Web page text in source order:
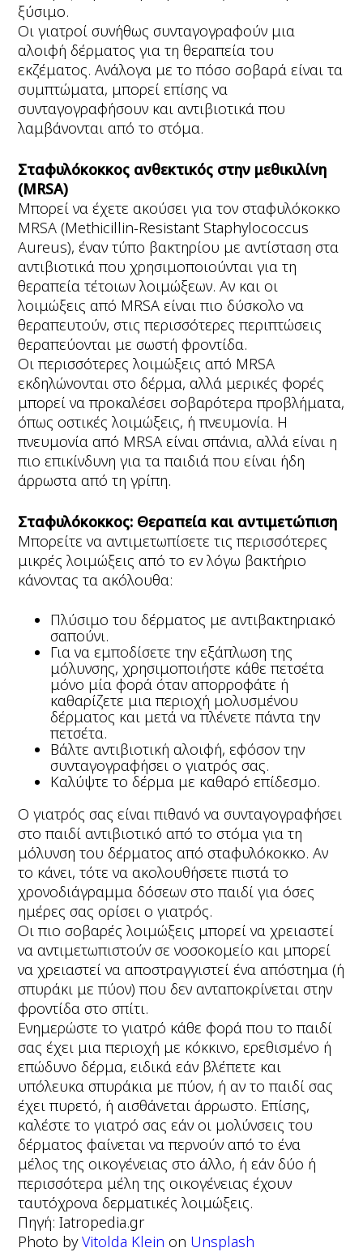
ξύσιμο.
Οι γιατροί συνήθως συνταγογραφούν μια
αλοιφή δέρματος για τη θεραπεία του
εκζέματος. Ανάλογα με το πόσο σοβαρά είναι τα
συμπτώματα, μπορεί επίσης να
συνταγογραφήσουν και αντιβιοτικά που
λαμβάνονται από το στόμα.
Σταφυλόκοκκος ανθεκτικός στην μεθικιλίνη
(MRSA)
Μπορεί να έχετε ακούσει για τον σταφυλόκοκκο
MRSA (Methicillin-Resistant Staphylococcus
Aureus), έναν τύπο βακτηρίου με αντίσταση στα
αντιβιοτικά που χρησιμοποιούνται για τη
θεραπεία τέτοιων λοιμώξεων. Αν και οι
λοιμώξεις από MRSA είναι πιο δύσκολο να
θεραπευτούν, στις περισσότερες περιπτώσεις
θεραπεύονται με σωστή φροντίδα.
Οι περισσότερες λοιμώξεις από MRSA
εκδηλώνονται στο δέρμα, αλλά μερικές φορές
μπορεί να προκαλέσει σοβαρότερα προβλήματα,
όπως οστικές λοιμώξεις, ή πνευμονία. Η
πνευμονία από MRSA είναι σπάνια, αλλά είναι η
πιο επικίνδυνη για τα παιδιά που είναι ήδη
άρρωστα από τη γρίπη.
Σταφυλόκοκκος: Θεραπεία και αντιμετώπιση
Μπορείτε να αντιμετωπίσετε τις περισσότερες
μικρές λοιμώξεις από το εν λόγω βακτήριο
κάνοντας τα ακόλουθα:
Πλύσιμο του δέρματος με αντιβακτηριακό
σαπούνι.
Για να εμποδίσετε την εξάπλωση της
μόλυνσης, χρησιμοποιήστε κάθε πετσέτα
μόνο μία φορά όταν απορροφάτε ή
καθαρίζετε μια περιοχή μολυσμένου
δέρματος και μετά να πλένετε πάντα την
πετσέτα.
Βάλτε αντιβιοτική αλοιφή, εφόσον την
συνταγογραφήσει ο γιατρός σας.
Καλύψτε το δέρμα με καθαρό επίδεσμο.
Ο γιατρός σας είναι πιθανό να συνταγογραφήσει
στο παιδί αντιβιοτικό από το στόμα για τη
μόλυνση του δέρματος από σταφυλόκοκκο. Αν
το κάνει, τότε να ακολουθήσετε πιστά το
χρονοδιάγραμμα δόσεων στο παιδί για όσες
ημέρες σας ορίσει ο γιατρός.
Οι πιο σοβαρές λοιμώξεις μπορεί να χρειαστεί
να αντιμετωπιστούν σε νοσοκομείο και μπορεί
να χρειαστεί να αποστραγγιστεί ένα απόστημα (ή
σπυράκι με πύον) που δεν ανταποκρίνεται στην
φροντίδα στο σπίτι.
Ενημερώστε το γιατρό κάθε φορά που το παιδί
σας έχει μια περιοχή με κόκκινο, ερεθισμένο ή
επώδυνο δέρμα, ειδικά εάν βλέπετε και
υπόλευκα σπυράκια με πύον, ή αν το παιδί σας
έχει πυρετό, ή αισθάνεται άρρωστο. Επίσης,
καλέστε το γιατρό σας εάν οι μολύνσεις του
δέρματος φαίνεται να περνούν από το ένα
μέλος της οικογένειας στο άλλο, ή εάν δύο ή
περισσότερα μέλη της οικογένειας έχουν
ταυτόχρονα δερματικές λοιμώξεις.
Πηγή: Iatropedia.gr
Photo byVitolda Klein on Unsplash